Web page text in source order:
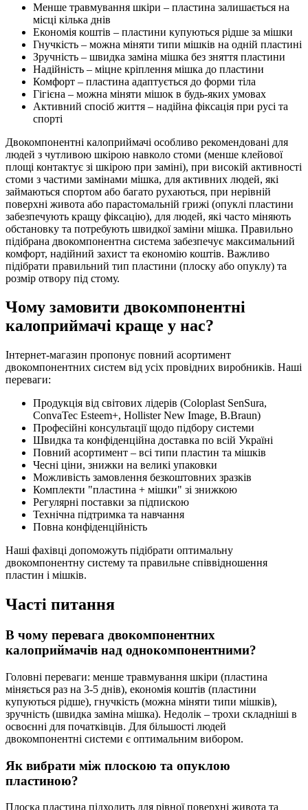
Менше травмування шкіри – пластина залишається на
місці кілька днів
Економія коштів – пластини купуються рідше за мішки
Гнучкість – можна міняти типи мішків на одній пластині
Зручність – швидка заміна мішка без зняття пластини
Надійність – міцне кріплення мішка до пластини
Комфорт – пластина адаптується до форми тіла
Гігієна – можна міняти мішок в будь-яких умовах
Активний спосіб життя – надійна фіксація при русі та
спорті
Двокомпонентні калоприймачі особливо рекомендовані для
людей з чутливою шкірою навколо стоми (менше клейової
площі контактує зі шкірою при заміні), при високій активності
стоми з частими замінами мішка, для активних людей, які
займаються спортом або багато рухаються, при нерівній
поверхні живота або парастомальній грижі (опуклі пластини
забезпечують кращу фіксацію), для людей, які часто міняють
обстановку та потребують швидкої заміни мішка. Правильно
підібрана двокомпонентна система забезпечує максимальний
комфорт, надійний захист та економію коштів. Важливо
підібрати правильний тип пластини (плоску або опуклу) та
розмір отвору під стому.
Чому замовити двокомпонентні
калоприймачі краще у нас?
Інтернет-магазин пропонує повний асортимент
двокомпонентних систем від усіх провідних виробників. Наші
переваги:
Продукція від світових лідерів (Coloplast SenSura,
ConvaTec Esteem+, Hollister New Image, B.Braun)
Професійні консультації щодо підбору системи
Швидка та конфіденційна доставка по всій Україні
Повний асортимент – всі типи пластин та мішків
Чесні ціни, знижки на великі упаковки
Можливість замовлення безкоштовних зразків
Комплекти "пластина + мішки" зі знижкою
Регулярні поставки за підпискою
Технічна підтримка та навчання
Повна конфіденційність
Наші фахівці допоможуть підібрати оптимальну
двокомпонентну систему та правильне співвідношення
пластин і мішків.
Часті питання
В чому перевага двокомпонентних
калоприймачів над однокомпонентними?
Головні переваги: менше травмування шкіри (пластина
міняється раз на 3-5 днів), економія коштів (пластини
купуються рідше), гнучкість (можна міняти типи мішків),
зручність (швидка заміна мішка). Недолік – трохи складніші в
освоєнні для початківців. Для більшості людей
двокомпонентні системи є оптимальним вибором.
Як вибрати між плоскою та опуклою
пластиною?
Плоска пластина підходить для рівної поверхні живота та